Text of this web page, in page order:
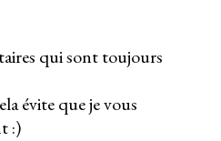
qui sont toujours
évite que je vous
:)